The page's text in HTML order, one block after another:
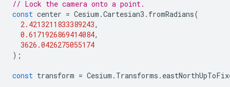
// Lock the camera onto a point.
const center = Cesium .Cartesian3 . fromRadians(
2.4213211833389243,
0.6171926869414084,
3626.0426275055174
);
const transform = Cesium . Transforms .